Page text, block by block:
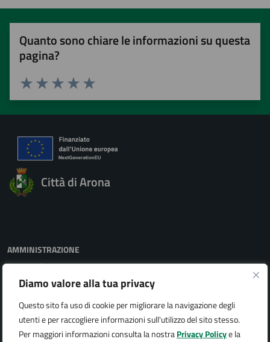
Diamo valore alla tua privacy
Questo sito fa uso di cookie per migliorare la navigazione degli
utenti e per raccogliere informazioni sull'utilizzo del sito stesso.
Per maggiori informazioni consulta la nostraPrivacy Policye la
Quanto sono chiare le informazioni su questa
pagina?
Valuta 5 stelle su 5
Valuta 4 stelle su 5
Valuta 3 stelle su 5
Valuta 2 stelle su 5
Valuta 1 stelle su 5
Città di Arona
AMMINISTRAZIONE
Organi di governo
Aree amministrative
Enti e fondazioni
Politici
Personale amministrativo